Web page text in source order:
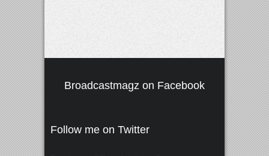
Broadcastmagz on Facebook
Follow me on Twitter